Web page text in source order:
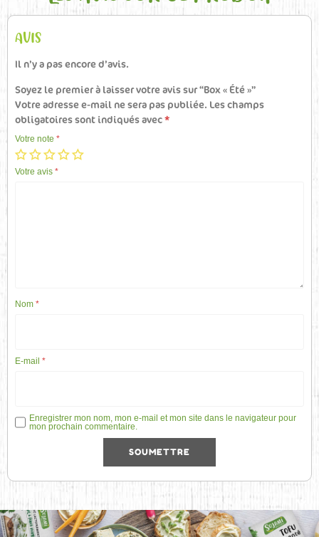
AVIS
Il n’y a pas encore d’avis.
Soyez le premier à laisser votre avis sur “Box « Été »”
Votre adresse e-mail ne sera pas publiée. Les champs
obligatoires sont indiqués avec*
Votre note *
Votre avis *
Nom *
E-mail *
Enregistrer mon nom, mon e-mail et mon site dans le navigateur pour
mon prochain commentaire.